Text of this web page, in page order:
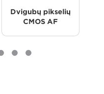
Dvigubų pikselių
CMOS AF